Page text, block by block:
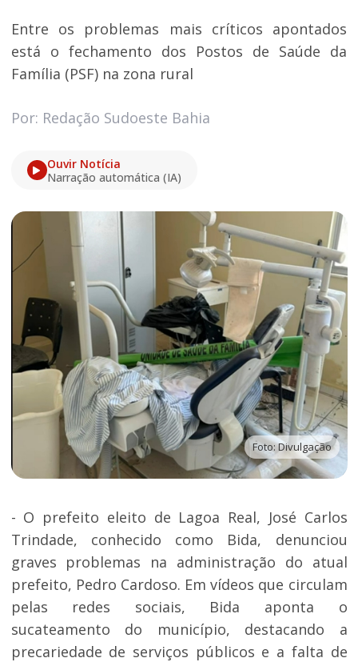
Entre os problemas mais críticos apontados
está o fechamento dos Postos de Saúde da
Família (PSF) na zona rural
Por: Redação Sudoeste Bahia
Ouvir Notícia
Narração automática (IA)
Foto: Divulgação
- O prefeito eleito de Lagoa Real, José Carlos
Trindade, conhecido como Bida, denunciou
graves problemas na administração do atual
prefeito, Pedro Cardoso. Em vídeos que circulam
pelas redes sociais, Bida aponta o
sucateamento do município, destacando a
precariedade de serviços públicos e a falta de